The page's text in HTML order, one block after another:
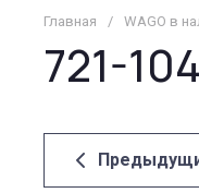
Главная / WAGO в
721-